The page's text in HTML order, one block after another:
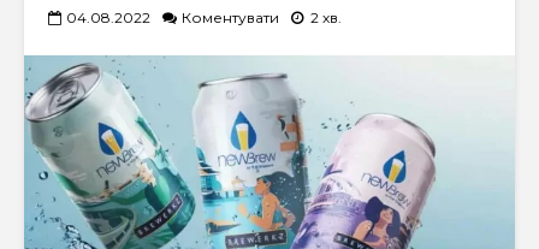
04.08.2022 Коментувати 2 хв.